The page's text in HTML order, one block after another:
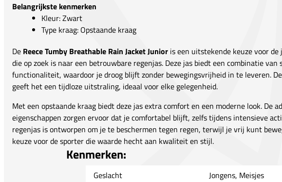
Belangrijkste kenmerken
Kleur: Zwart
Type kraag: Opstaande kraag
De Reece Tumby Breathable Rain Jacket Junior is een uitstekende keuze voor de
die op zoek is naar een betrouwbare regenjas. Deze jas biedt een combinatie van
functionaliteit, waardoor je droog blijft zonder bewegingsvrijheid in te leveren.
geeft het een tijdloze uitstraling, ideaal voor elke gelegenheid.
Met een opstaande kraag biedt deze jas extra comfort en een moderne look. De
eigenschappen zorgen ervoor dat je comfortabel blijft, zelfs tijdens intensieve
regenjas is ontworpen om je te beschermen tegen regen, terwijl je vrij kunt
keuze voor de sporter die waarde hecht aan kwaliteit en stijl.
Kenmerken:
Geslacht
Jongens, Meisjes